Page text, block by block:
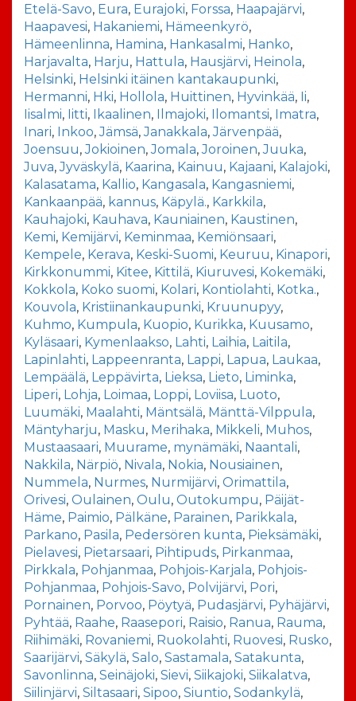
Etelä-Savo, Eura, Eurajoki, Forssa, Haapajärvi,
Haapavesi, Hakaniemi, Hämeenkyrö,
Hämeenlinna, Hamina, Hankasalmi, Hanko,
Harjavalta, Harju, Hattula, Hausjärvi, Heinola,
Helsinki, Helsinki itäinen kantakaupunki,
Hermanni, Hki, Hollola, Huittinen, Hyvinkää, Ii,
Iisalmi, Iitti, Ikaalinen, Ilmajoki, Ilomantsi, Imatra,
Inari, Inkoo,Jämsä,Janakkala,Järvenpää,
Joensuu,Jokioinen,Jomala,Joroinen,Juuka,
Juva,Jyväskylä, Kaarina, Kainuu, Kajaani, Kalajoki,
Kalasatama, Kallio, Kangasala, Kangasniemi,
Kankaanpää, kannus, Käpylä., Karkkila,
Kauhajoki, Kauhava, Kauniainen, Kaustinen,
Kemi, Kemijärvi, Keminmaa, Kemiönsaari,
Kempele, Kerava, Keski-Suomi, Keuruu, Kinapori,
Kirkkonummi, Kitee, Kittilä, Kiuruvesi, Kokemäki,
Kokkola, Koko suomi, Kolari, Kontiolahti, Kotka.,
Kouvola, Kristiinankaupunki, Kruunupyy,
Kuhmo, Kumpula, Kuopio, Kurikka, Kuusamo,
Kyläsaari, Kymenlaakso, Lahti, Laihia, Laitila,
Lapinlahti, Lappeenranta, Lappi, Lapua, Laukaa,
Lempäälä, Leppävirta, Lieksa, Lieto, Liminka,
Liperi, Lohja, Loimaa, Loppi, Loviisa, Luoto,
Luumäki, Maalahti, Mäntsälä, Mänttä-Vilppula,
Mäntyharju, Masku, Merihaka, Mikkeli, Muhos,
Mustaasaari, Muurame, mynämäki, Naantali,
Nakkila, Närpiö, Nivala, Nokia, Nousiainen,
Nummela, Nurmes, Nurmijärvi, Orimattila,
Orivesi, Oulainen, Oulu, Outokumpu, Päijät-
Häme, Paimio, Pälkäne, Parainen, Parikkala,
Parkano, Pasila, Pedersören kunta, Pieksämäki,
Pielavesi, Pietarsaari, Pihtipuds, Pirkanmaa,
Pirkkala, Pohjanmaa, Pohjois-Karjala, Pohjois-
Pohjanmaa, Pohjois-Savo, Polvijärvi, Pori,
Pornainen, Porvoo, Pöytyä, Pudasjärvi, Pyhäjärvi,
Pyhtää, Raahe, Raasepori, Raisio, Ranua, Rauma,
Riihimäki, Rovaniemi, Ruokolahti, Ruovesi, Rusko,
Saarijärvi, Säkylä, Salo, Sastamala, Satakunta,
Savonlinna, Seinäjoki, Sievi, Siikajoki, Siikalatva,
Siilinjärvi, Siltasaari, Sipoo, Siuntio, Sodankylä,